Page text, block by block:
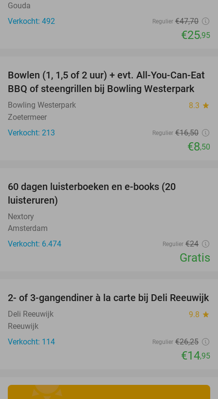
Gouda
Verkocht: 492
Regulier €47,70
€25,95
48%
Bowlen (1, 1,5 of 2 uur) + evt. All-You-Can-Eat
BBQ of steengrillen bij Bowling Westerpark
Bowling Westerpark 8.3 star
Zoetermeer
Verkocht: 213
Regulier €16,50
€8,50
60 dagen luisterboeken en e-books (20
luisteruren)
Nextory
Amsterdam
Verkocht: 6.474
Regulier €24
Gratis
43%
2- of 3-gangendiner à la carte bij Deli Reeuwijk
Deli Reeuwijk 9.8 star
Reeuwijk
Verkocht: 114
Regulier €26,25
€14,95